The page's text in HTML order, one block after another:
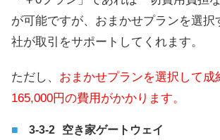
が可能ですが、おまかせプランを選択
社が取引をサポートしてくれます。
ただし、 おまかせプランを選択して成
165,000円の費用がかかります。
空き家ゲートウェイ